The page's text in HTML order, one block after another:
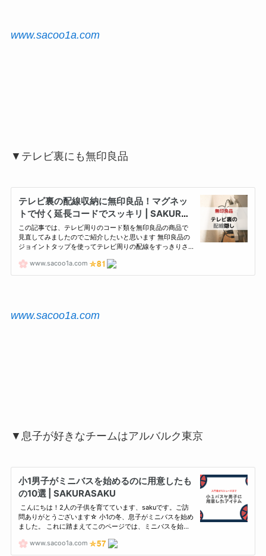
www.sacoo1a.com
▼テレビ裏にも無印良品
www.sacoo1a.com
▼息子が好きなチームはアルバルク東京